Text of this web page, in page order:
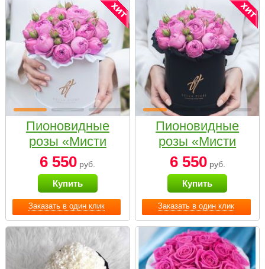
Заказать в один клик
Пионовидные
розы «Мисти
бабблс» в белой
коробке Small
6 550 руб.
Купить
Заказать в один клик
Пионовидные
розы «Мисти
бабблс» в
черной коробке
Small
6 550руб.
Купить